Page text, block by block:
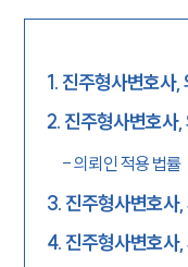
1. 진주형사변호사,
2. 진주형사변호사,
-의뢰인 적용 법률
3. 진주형사변호사
4. 진주형사변호사